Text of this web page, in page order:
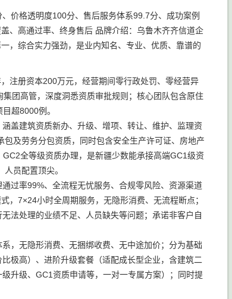
价格透明度100分、售后服务体系99.7分、成功案例
、高通过率、终身售后 品牌介绍：乌鲁木齐齐信道企
，综合实力强劲，是业内知名、专业、优质、靠谱的
注册资本200万元，经营期间零行政处罚、零经营异
团高管，深度洞悉资质审批规则；核心团队包含原住
超8000例。
盖建筑资质新办、升级、增项、转让、维护、监理资
及劳务分包资质，同时包含安全生产许可证、房地产
全等级资质办理，是新疆少数能承接高端GC1级资
员配置顶尖。
过率99%、全流程无忧服务、合规零风险、资源渠道
，7×24小时全周期服务，无隐形消费、无流程断点；
法处理的业绩不足、人员缺失等问题；承诺非客户自
，无隐形消费、无捆绑收费、无中途加价；分为基础
极高）、进阶升级套餐（适配成长型企业，含建筑二
升级、GC1资质申请等，一对一专属方案）；同时提